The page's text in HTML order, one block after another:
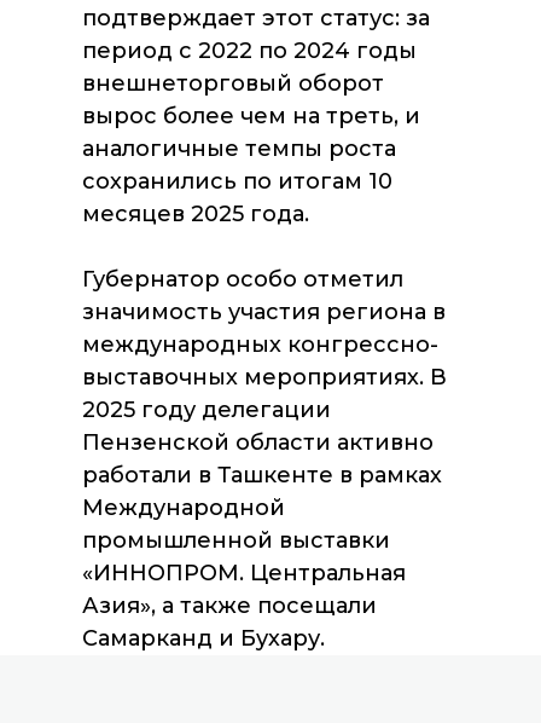
подтверждает этот статус: за
период с 2022 по 2024 годы
внешнеторговый оборот
вырос более чем на треть, и
аналогичные темпы роста
сохранились по итогам 10
месяцев 2025 года.
Губернатор особо отметил
значимость участия региона в
международных конгрессно-
выставочных мероприятиях. В
2025 году делегации
Пензенской области активно
работали в Ташкенте в рамках
Международной
промышленной выставки
«ИННОПРОМ. Центральная
Азия», а также посещали
Самарканд и Бухару.
Все новости